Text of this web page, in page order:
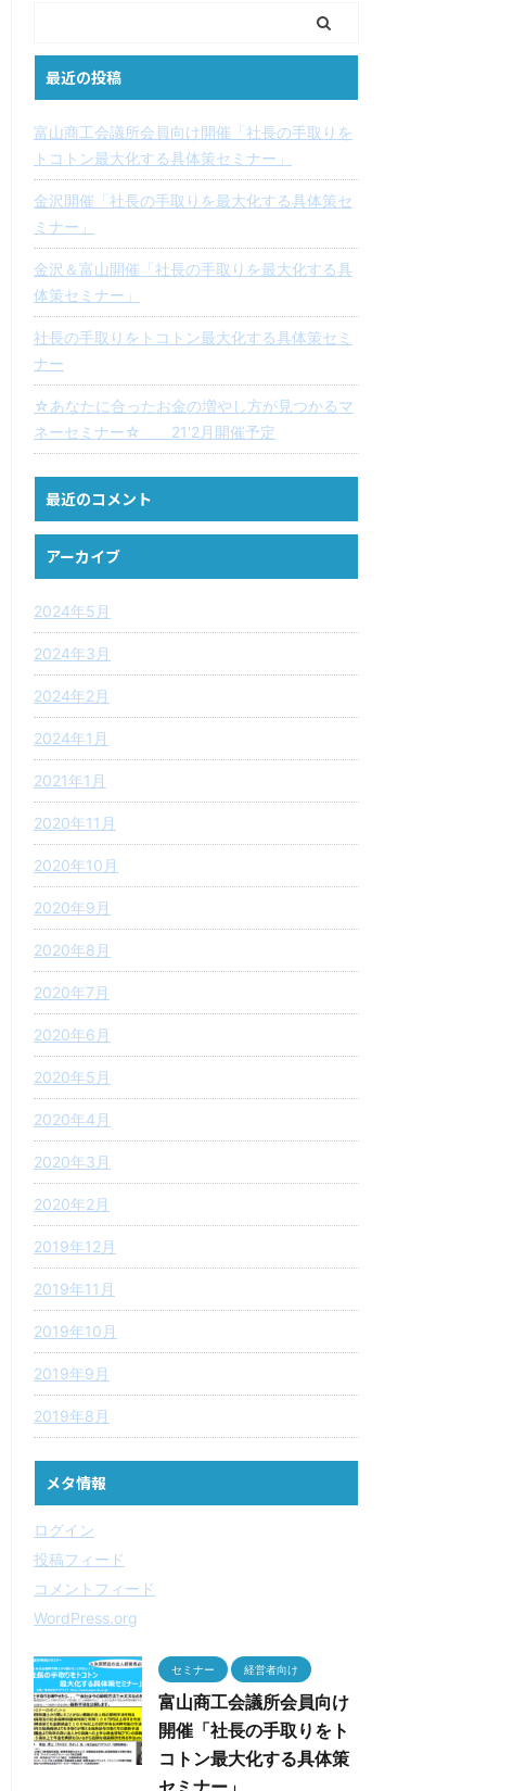
最近の投稿
富山商工会議所会員向け開催「社長の手取りを
トコトン最大化する具体策セミナー」
金沢開催「社長の手取りを最大化する具体策セ
ミナー」
金沢＆富山開催「社長の手取りを最大化する具
体策セミナー」
社長の手取りをトコトン最大化する具体策セミ
ナー
☆あなたに合ったお金の増やし方が見つかるマ
ネーセミナー☆ 21'2月開催予定
最近のコメント
アーカイブ
2024年5月
2024年3月
2024年2月
2024年1月
2021年1月
2020年11月
2020年10月
2020年9月
2020年8月
2020年7月
2020年6月
2020年5月
2020年4月
2020年3月
2020年2月
2019年12月
2019年11月
2019年10月
2019年9月
2019年8月
メタ情報
ログイン
投稿フィード
コメントフィード
WordPress.org
セミナー 経営者向け
富山商工会議所会員向け
開催「社長の手取りをト
コトン最大化する具体策